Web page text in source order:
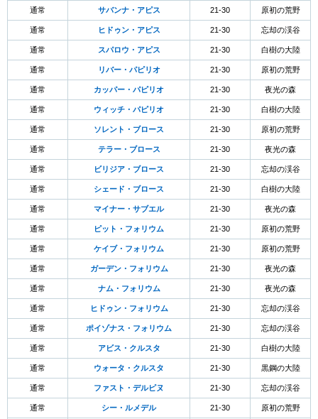
通常 サバンナ・アピス 21-30 原初の荒野
通常 ヒドゥン・アピス 21-30 忘却の渓谷
通常 スパロウ・アピス 21-30 白樹の大陸
通常 リバー・パピリオ 21-30 原初の荒野
通常 カッパー・パピリオ 21-30 夜光の森
通常 ウィッチ・パピリオ 21-30 白樹の大陸
通常 ソレント・ブロース 21-30 原初の荒野
通常 テラー・ブロース 21-30 夜光の森
通常 ビリジア・ブロース 21-30 忘却の渓谷
通常 シェード・ブロース 21-30 白樹の大陸
通常 マイナー・サブエル 21-30 夜光の森
通常 ピット・フォリウム 21-30 原初の荒野
通常 ケイブ・フォリウム 21-30 原初の荒野
通常 ガーデン・フォリウム 21-30 夜光の森
通常 ナム・フォリウム 21-30 夜光の森
通常 ヒドゥン・フォリウム 21-30 忘却の渓谷
通常 ポイゾナス・フォリウム 21-30 忘却の渓谷
通常 アビス・クルスタ 21-30 白樹の大陸
通常 ウォータ・クルスタ 21-30 黒鋼の大陸
通常 ファスト・デルピヌ 21-30 忘却の渓谷
通常 シー・ルメデル 21-30 原初の荒野